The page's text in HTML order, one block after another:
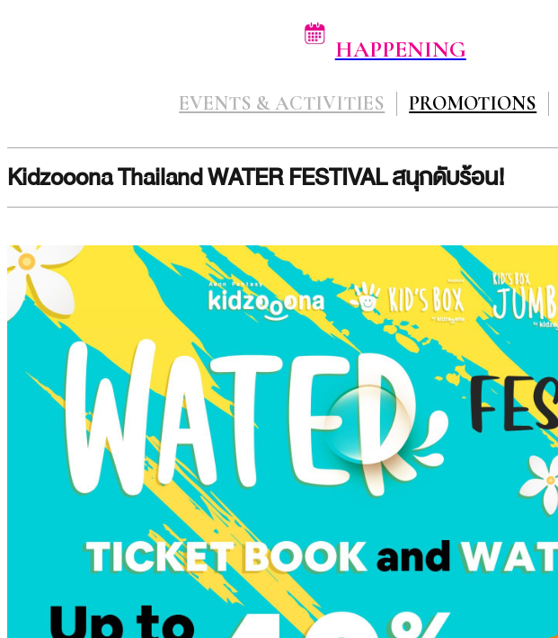
HAPPENING
EVENTS & ACTIVITIES PROMOTIONS
Kidzooona Thailand WATER FESTIVAL สนุกดับร้อน!